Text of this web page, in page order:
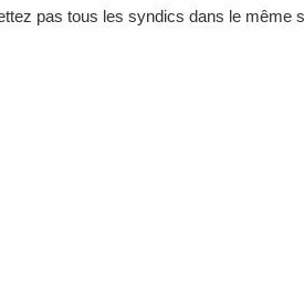
pas tous les syndics dans le même